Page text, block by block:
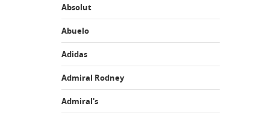
Absolut
Abuelo
Adidas
Admiral Rodney
Admiral's